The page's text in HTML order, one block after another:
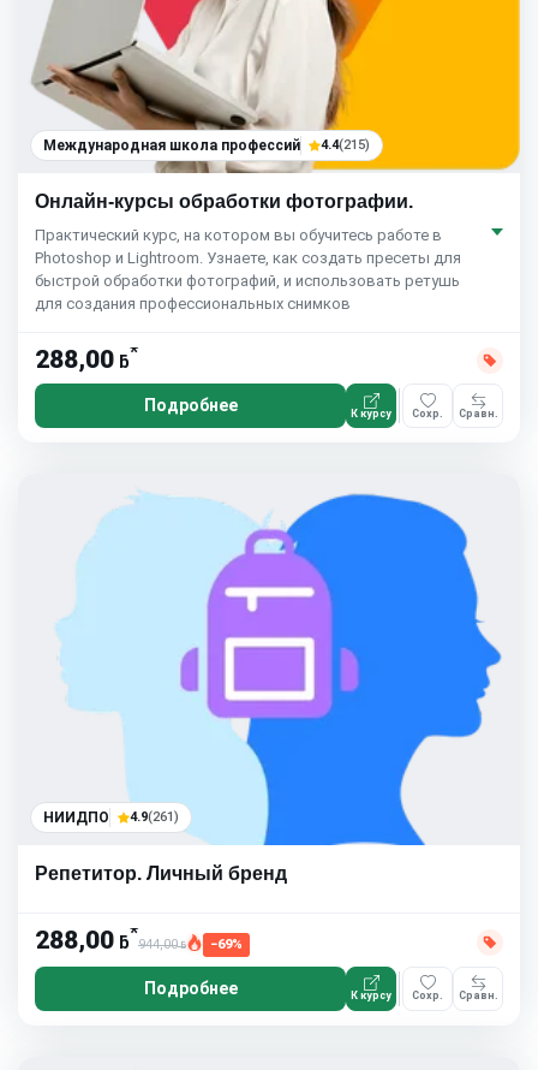
Международная школа профессий 4.4(215)
Онлайн-курсы обработки фотографии.
Практический курс, на котором вы обучитесь работе в
Photoshop и Lightroom. Узнаете, как создать пресеты для
быстрой обработки фотографий, и использовать ретушь
для создания профессиональных снимков
288,00 ƃ*
Подробнее К курсу Сохр. Сравн.
НИИДПО 4.9(261)
Репетитор. Личный бренд
288,00 ƃ*
944,00ƃ −69%
Подробнее К курсу Сохр. Сравн.